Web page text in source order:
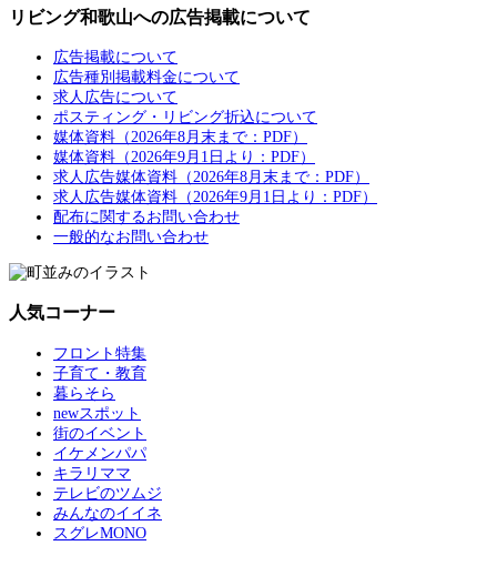
リビング和歌山への広告掲載について
広告掲載について
広告種別掲載料金について
求人広告について
ポスティング・リビング折込について
媒体資料（2026年8月末まで：PDF）
媒体資料（2026年9月1日より：PDF）
求人広告媒体資料（2026年8月末まで：PDF）
求人広告媒体資料（2026年9月1日より：PDF）
配布に関するお問い合わせ
一般的なお問い合わせ
人気コーナー
フロント特集
子育て・教育
暮らそら
newスポット
街のイベント
イケメンパパ
キラリママ
テレビのツムジ
みんなのイイネ
スグレMONO